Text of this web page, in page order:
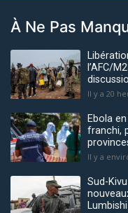
À Ne Pas
l’AFC/
Il y a 20
Ebola
franchi,
Il y a
Sud-
Lumbishi